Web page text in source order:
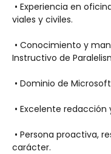
• Experiencia en
viales y civiles.
• Conocimiento y
Instructivo de
• Dominio de
• Excelente
• Persona proactiva,
carácter.